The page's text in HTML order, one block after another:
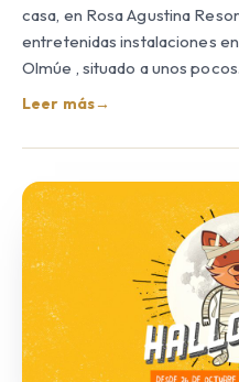
casa, en Rosa Agustina
entretenidas instalaciones
Olmúe , situado a unos
Leer más→